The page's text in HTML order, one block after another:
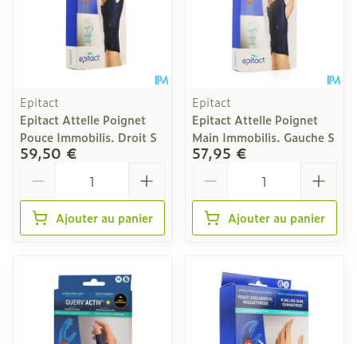
Epitact
Epitact Attelle Poignet
Pouce Immobilis. Droit S
59,50 €
Ajouter au panier
Epitact
Epitact Attelle Poignet
Main Immobilis. Gauche S
57,95 €
Ajouter au panier